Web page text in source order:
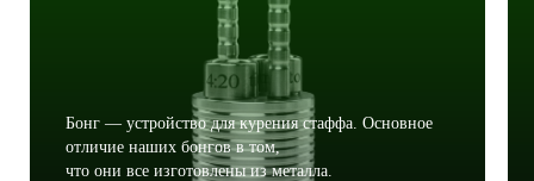
Бонг — устройство для курения стаффа. Основное
отличие наших бонгов в том,
что они все изготовлены из металла.